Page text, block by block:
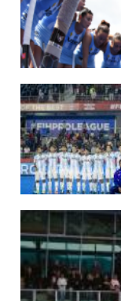
LEER MÁS
09/07/2026
MUNDIAL 2026: LAS
Del 15 al 30 de agosto
LEER MÁS
29/05/2026
LOS LEONES
En junio, el
League 2025-26 en
LEER MÁS